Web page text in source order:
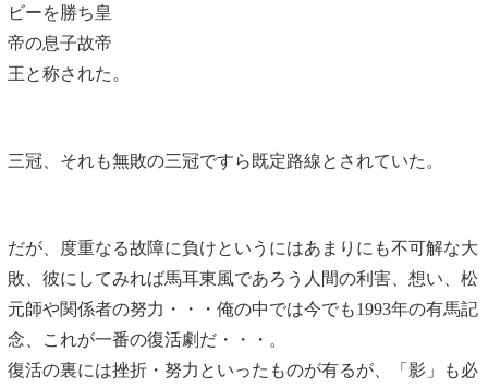
ビーを勝ち皇
帝の息子故帝
王と称された。
三冠、それも無敗の三冠ですら既定路線とされていた。
だが、度重なる故障に負けというにはあまりにも不可解な大
敗、彼にしてみれば馬耳東風であろう人間の利害、想い、松
元師や関係者の努力・・・俺の中では今でも1993年の有馬記
念、これが一番の復活劇だ・・・。
復活の裏には挫折・努力といったものが有るが、「影」も必